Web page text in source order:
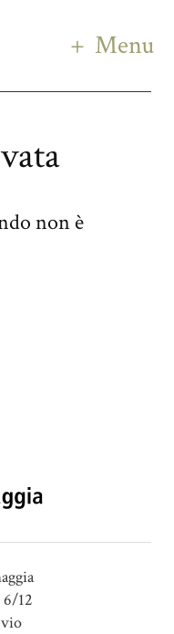
Menu
non è
12